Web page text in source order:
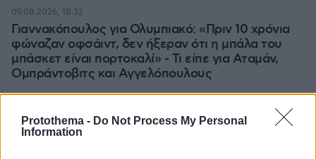
Protothema - Do Not Process My Personal
Information
Γιαννακόπουλος για Ολυμπιακό: «Πριν 10 χρόνια
φώναζαν οφσάιντ, δεν ήξεραν ότι η μπάλα του
μπάσκετ είναι πορτοκαλί» - Τι είπε για Αταμάν,
Ομπράντοβιτς και Αγγελόπουλους
09.08.2026, 18:32